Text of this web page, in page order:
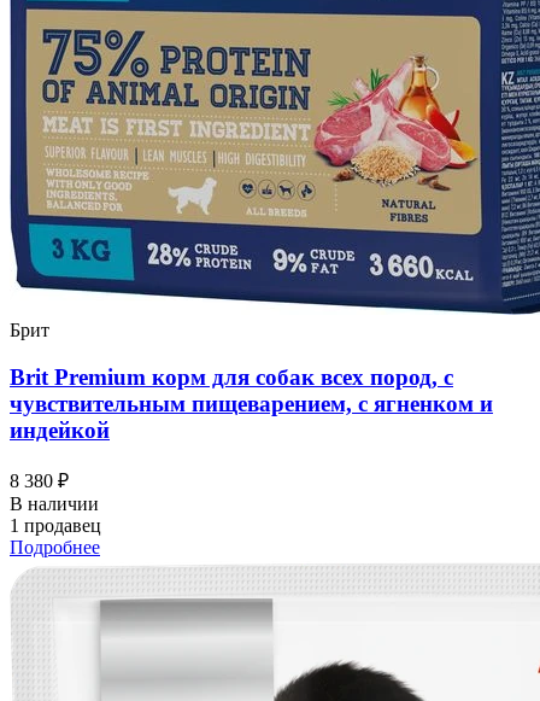
Брит
Brit Premium корм для собак всех пород, с
чувствительным пищеварением, с ягненком и
индейкой
8 380 ₽
В наличии
1 продавец
Подробнее